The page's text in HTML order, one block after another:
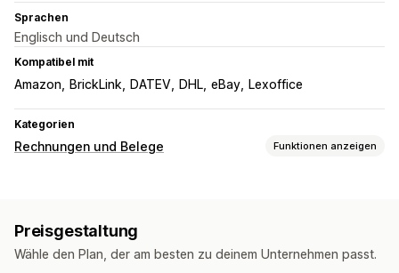
Sprachen
Englisch und Deutsch
Kompatibel mit
Amazon BrickLink DATEV DHL eBay Lexoffice
Kategorien
Rechnungen und Belege Funktionen anzeigen
Versandetiketten Rückerstattungen
Preisgestaltung
Wähle den Plan, der am besten zu deinem Unternehmen passt.